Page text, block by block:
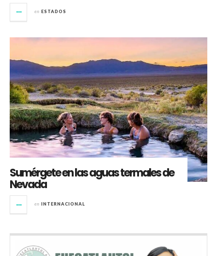
en ESTADOS
Sumérgete en las aguas termales de
Nevada
en INTERNACIONAL